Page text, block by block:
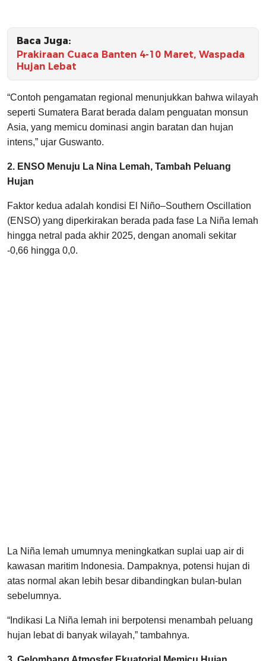
Baca Juga:
Prakiraan Cuaca Banten 4-10 Maret, Waspada
Hujan Lebat
“Contoh pengamatan regional menunjukkan bahwa wilayah
seperti Sumatera Barat berada dalam penguatan monsun
Asia, yang memicu dominasi angin baratan dan hujan
intens,” ujar Guswanto.
2. ENSO Menuju La Nina Lemah, Tambah Peluang
Hujan
Faktor kedua adalah kondisi El Niño–Southern Oscillation
(ENSO) yang diperkirakan berada pada fase La Niña lemah
hingga netral pada akhir 2025, dengan anomali sekitar
-0,66 hingga 0,0.
La Niña lemah umumnya meningkatkan suplai uap air di
kawasan maritim Indonesia. Dampaknya, potensi hujan di
atas normal akan lebih besar dibandingkan bulan-bulan
sebelumnya.
“Indikasi La Niña lemah ini berpotensi menambah peluang
hujan lebat di banyak wilayah,” tambahnya.